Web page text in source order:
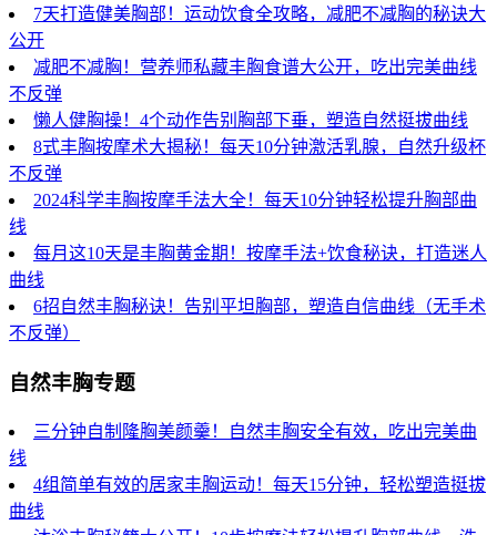
7天打造健美胸部！运动饮食全攻略，减肥不减胸的秘诀大
公开
减肥不减胸！营养师私藏丰胸食谱大公开，吃出完美曲线
不反弹
懒人健胸操！4个动作告别胸部下垂，塑造自然挺拔曲线
8式丰胸按摩术大揭秘！每天10分钟激活乳腺，自然升级杯
不反弹
2024科学丰胸按摩手法大全！每天10分钟轻松提升胸部曲
线
每月这10天是丰胸黄金期！按摩手法+饮食秘诀，打造迷人
曲线
6招自然丰胸秘诀！告别平坦胸部，塑造自信曲线（无手术
不反弹）
自然丰胸专题
三分钟自制隆胸美颜羹！自然丰胸安全有效，吃出完美曲
线
4组简单有效的居家丰胸运动！每天15分钟，轻松塑造挺拔
曲线